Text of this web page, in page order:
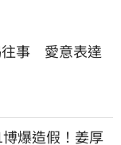
事　愛意表達
爆造假！姜厚